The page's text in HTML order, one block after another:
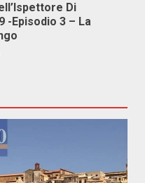
Di
-Episodio 3 – La